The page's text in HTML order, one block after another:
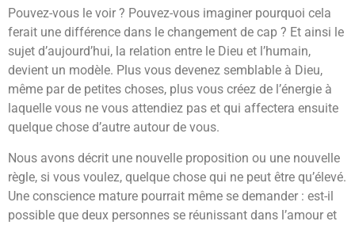
Pouvez-vous le voir ? Pouvez-vous imaginer pourquoi cela
ferait une différence dans le changement de cap ? Et ainsi le
sujet d’aujourd’hui, la relation entre le Dieu et l’humain,
devient un modèle. Plus vous devenez semblable à Dieu,
même par de petites choses, plus vous créez de l’énergie à
laquelle vous ne vous attendiez pas et qui affectera ensuite
quelque chose d’autre autour de vous.
Nous avons décrit une nouvelle proposition ou une nouvelle
règle, si vous voulez, quelque chose qui ne peut être qu’élevé.
Une conscience mature pourrait même se demander : est-il
possible que deux personnes se réunissant dans l’amour et